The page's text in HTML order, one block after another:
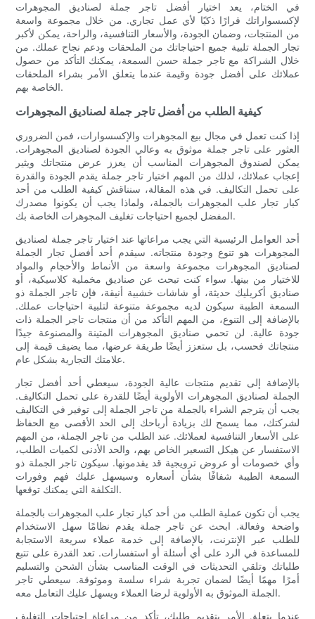
في الختام، يعد اختيار أفضل تاجر جملة لصناديق المجوهرات
لإكسسواراتك قرارًا ذكيًا لأي عمل تجاري. من خلال مجموعة واسعة
من المنتجات، وضمان الجودة، والأسعار التنافسية، والراحة، يمكن لأكبر
تجار الجملة تلبية جميع احتياجاتك من الملحقات ودعم نجاح عملك. من
خلال الشراكة مع تاجر جملة حسن السمعة، يمكنك التأكد من حصول
عملائك على أفضل جودة وقيمة عندما يتعلق الأمر بشراء الملحقات
الخاصة بهم.
كيفية الطلب من أفضل تاجر جملة لصناديق المجوهرات
إذا كنت تعمل في مجال بيع المجوهرات والإكسسوارات، فمن الضروري
العثور على تاجر جملة موثوق به وعالي الجودة لصناديق المجوهرات.
يمكن لصندوق المجوهرات المناسب أن يعزز عرض منتجاتك ويثير
إعجاب عملائك، لذلك من المهم اختيار تاجر جملة يقدم الجودة والقدرة
على تحمل التكاليف. في هذه المقالة، سنناقش كيفية الطلب من أحد
كبار تجار علب المجوهرات بالجملة، ولماذا يجب أن يكونوا مصدرك
المفضل لجميع احتياجات تغليف المجوهرات الخاصة بك.
أحد العوامل الرئيسية التي يجب مراعاتها عند اختيار تاجر جملة لصناديق
المجوهرات هو تنوع وجودة منتجاته. سيقدم أحد أفضل تجار الجملة
لصناديق المجوهرات مجموعة واسعة من الأنماط والأحجام والمواد
للاختيار من بينها. سواء كنت تبحث عن صناديق مخملية كلاسيكية، أو
صناديق أكريليك حديثة، أو شاشات خشبية أنيقة، فإن تاجر الجملة ذو
السمعة الطيبة سيكون لديه مجموعة متنوعة لتلبية احتياجات عملك.
بالإضافة إلى التنوع، من المهم التأكد من أن منتجات تاجر الجملة ذات
جودة عالية. لن تحمي صناديق المجوهرات المتينة والمصنوعة جيدًا
منتجاتك فحسب، بل ستعزز أيضًا طريقة عرضها، مما يضيف قيمة إلى
علامتك التجارية بشكل عام.
بالإضافة إلى تقديم منتجات عالية الجودة، سيعطي أحد أفضل تجار
الجملة لصناديق المجوهرات الأولوية أيضًا للقدرة على تحمل التكاليف.
يجب أن يترجم الشراء بالجملة من تاجر الجملة إلى توفير في التكاليف
لشركتك، مما يسمح لك بزيادة أرباحك إلى الحد الأقصى مع الحفاظ
على الأسعار التنافسية لعملائك. عند الطلب من تاجر الجملة، من المهم
الاستفسار عن هيكل التسعير الخاص بهم، والحد الأدنى لكميات الطلب،
وأي خصومات أو عروض ترويجية قد يقدمونها. سيكون تاجر الجملة ذو
السمعة الطيبة شفافًا بشأن أسعاره وسيسهل عليك فهم وفورات
التكلفة التي يمكنك توقعها.
يجب أن تكون عملية الطلب من أحد كبار تجار علب المجوهرات بالجملة
واضحة وفعالة. ابحث عن تاجر جملة يقدم نظامًا سهل الاستخدام
للطلب عبر الإنترنت، بالإضافة إلى خدمة عملاء سريعة الاستجابة
للمساعدة في الرد على أي أسئلة أو استفسارات. تعد القدرة على تتبع
طلباتك وتلقي التحديثات في الوقت المناسب بشأن الشحن والتسليم
أمرًا مهمًا أيضًا لضمان تجربة شراء سلسة وموثوقة. سيعطي تاجر
الجملة الموثوق به الأولوية لرضا العملاء ويسهل عليك التعامل معه.
عندما يتعلق الأمر بتقديم طلبك، تأكد من مراعاة احتياجات التغليف